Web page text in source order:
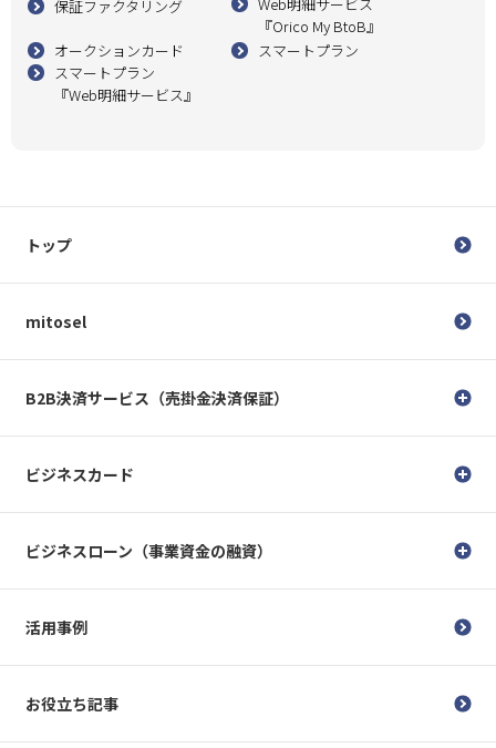
保証ファクタリング
『Orico My BtoB』
オークションカード
スマートプラン
スマートプラン
『Web明細サービス』
トップ
mitosel
B2B決済サービス（売掛金決済保証）
ビジネスカード
ビジネスローン（事業資金の融資）
活用事例
お役立ち記事